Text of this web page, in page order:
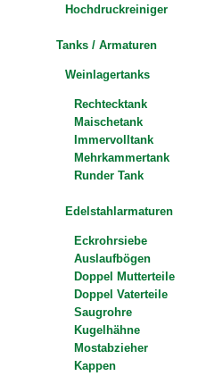
Hochdruckreiniger
Tanks / Armaturen
Weinlagertanks
Rechtecktank
Maischetank
Immervolltank
Mehrkammertank
Runder Tank
Edelstahlarmaturen
Eckrohrsiebe
Auslaufbögen
Doppel Mutterteile
Doppel Vaterteile
Saugrohre
Kugelhähne
Mostabzieher
Kappen